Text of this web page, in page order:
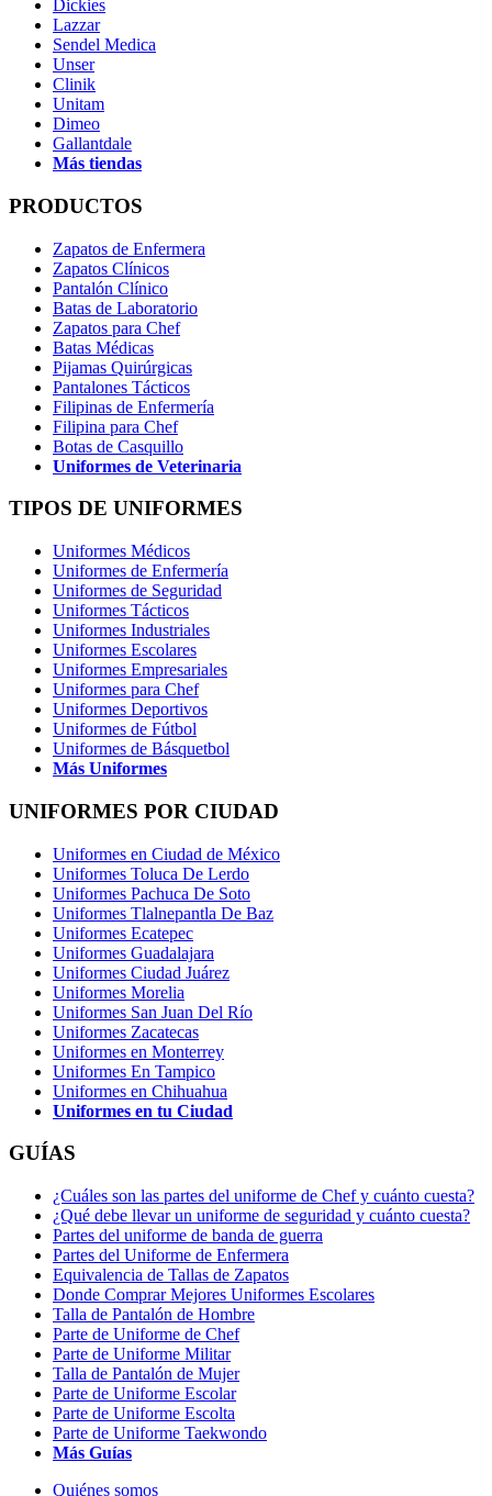
Dickies
Lazzar
Sendel Medica
Unser
Clinik
Unitam
Dimeo
Gallantdale
Más tiendas
PRODUCTOS
Zapatos de Enfermera
Zapatos Clínicos
Pantalón Clínico
Batas de Laboratorio
Zapatos para Chef
Batas Médicas
Pijamas Quirúrgicas
Pantalones Tácticos
Filipinas de Enfermería
Filipina para Chef
Botas de Casquillo
Uniformes de Veterinaria
TIPOS DE UNIFORMES
Uniformes Médicos
Uniformes de Enfermería
Uniformes de Seguridad
Uniformes Tácticos
Uniformes Industriales
Uniformes Escolares
Uniformes Empresariales
Uniformes para Chef
Uniformes Deportivos
Uniformes de Fútbol
Uniformes de Básquetbol
Más Uniformes
UNIFORMES POR CIUDAD
Uniformes en Ciudad de México
Uniformes Toluca De Lerdo
Uniformes Pachuca De Soto
Uniformes Tlalnepantla De Baz
Uniformes Ecatepec
Uniformes Guadalajara
Uniformes Ciudad Juárez
Uniformes Morelia
Uniformes San Juan Del Río
Uniformes Zacatecas
Uniformes en Monterrey
Uniformes En Tampico
Uniformes en Chihuahua
Uniformes en tu Ciudad
GUÍAS
¿Cuáles son las partes del uniforme de Chef y cuánto cuesta?
¿Qué debe llevar un uniforme de seguridad y cuánto cuesta?
Partes del uniforme de banda de guerra
Partes del Uniforme de Enfermera
Equivalencia de Tallas de Zapatos
Donde Comprar Mejores Uniformes Escolares
Talla de Pantalón de Hombre
Parte de Uniforme de Chef
Parte de Uniforme Militar
Talla de Pantalón de Mujer
Parte de Uniforme Escolar
Parte de Uniforme Escolta
Parte de Uniforme Taekwondo
Más Guías
Quiénes somos